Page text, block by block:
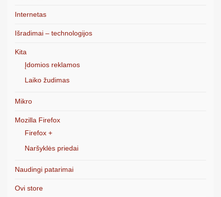
Internetas
Išradimai – technologijos
Kita
Įdomios reklamos
Laiko žudimas
Mikro
Mozilla Firefox
Firefox +
Naršyklės priedai
Naudingi patarimai
Ovi store